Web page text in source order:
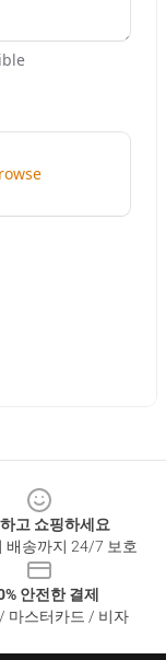
고 쇼핑하세요
배송까지 24/7 보호
안전한 결제
마스터카드 / 비자